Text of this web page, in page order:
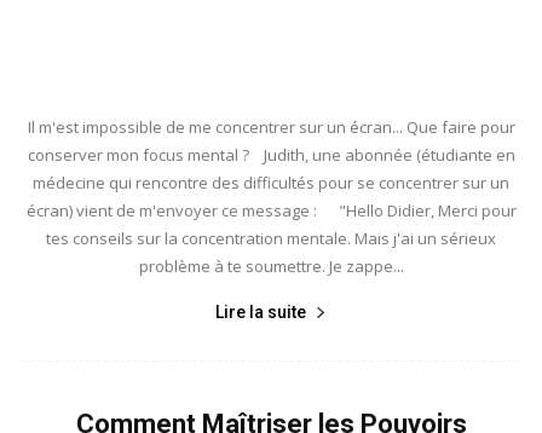
Il m'est impossible de me concentrer sur un écran... Que faire pour
conserver mon focus mental ? Judith, une abonnée (étudiante en
médecine qui rencontre des difficultés pour se concentrer sur un
écran) vient de m'envoyer ce message : "Hello Didier, Merci pour
tes conseils sur la concentration mentale. Mais j'ai un sérieux
problème à te soumettre. Je zappe...
Lire la suite
Comment Maîtriser les Pouvoirs